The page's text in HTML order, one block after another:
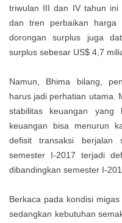
triwulan III dan IV tahun ini
dan tren perbaikan harga
dorongan surplus juga
surplus sebesar US$ 4,7
Namun, Bhima bilang,
harus jadi perhatian utama.
stabilitas keuangan yang
keuangan bisa menurun
defisit transaksi berjalan
semester I-2017 terjadi
dibandingkan semester I-
Berkaca pada kondisi
sedangkan kebutuhan